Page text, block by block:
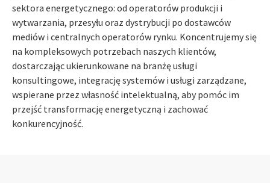
sektora energetycznego: od operatorów produkcji i
wytwarzania, przesyłu oraz dystrybucji po dostawców
mediów i centralnych operatorów rynku. Koncentrujemy się
na kompleksowych potrzebach naszych klientów,
dostarczając ukierunkowane na branżę usługi
konsultingowe, integrację systemów i usługi zarządzane,
wspierane przez własność intelektualną, aby pomóc im
przejść transformację energetyczną i zachować
konkurencyjność.